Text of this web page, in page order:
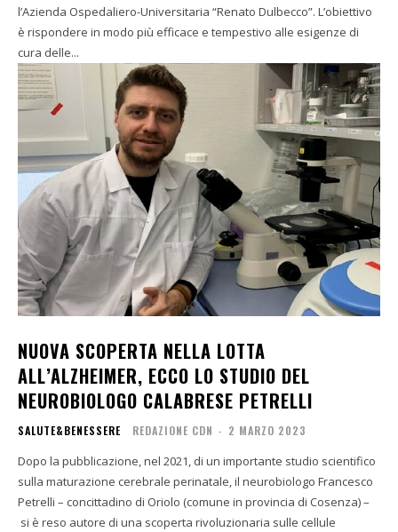
l’Azienda Ospedaliero-Universitaria “Renato Dulbecco”. L’obiettivo
è rispondere in modo più efficace e tempestivo alle esigenze di
cura delle...
NUOVA SCOPERTA NELLA LOTTA
ALL’ALZHEIMER, ECCO LO STUDIO DEL
NEUROBIOLOGO CALABRESE PETRELLI
SALUTE&BENESSERE REDAZIONE CDN - 2 MARZO 2023
Dopo la pubblicazione, nel 2021, di un importante studio scientifico
sulla maturazione cerebrale perinatale, il neurobiologo Francesco
Petrelli – concittadino di Oriolo (comune in provincia di Cosenza) –
si è reso autore di una scoperta rivoluzionaria sulle cellule